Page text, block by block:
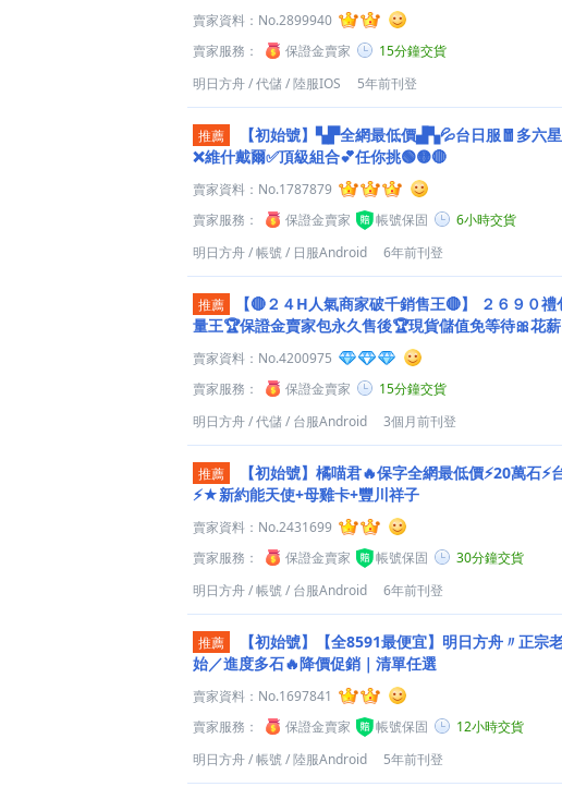
賣家資料： No.2899940
賣家服務：
保證金賣家
15分鐘交貨
明日方舟/代儲/陸服IOS 5年前刊登
推薦
【初始號】▚▛全網最低價▟▚💦台日服🧧多六
❌維什戴爾✅頂級組合💕任你挑🟢🟡🔴
賣家資料： No.1787879
賣家服務：
保證金賣家 帳號保固
6小時交貨
明日方舟/帳號/ 日服Android 6年前刊登
推薦 【🔴２４H人氣商家破千銷售王🔴】
２６９０
量王🏆保證金賣家包永久售後🏆現貨儲值免等待🎀花
賣家資料： No.4200975
賣家服務：
保證金賣家
15分鐘交貨
明日方舟/代儲/ 台服Android 3個月前刊登
推薦
【初始號】橘喵君🔥保字全網最低價⚡20萬石⚡
⚡★新約能天使+母雞卡+豐川祥子
賣家資料： No.2431699
賣家服務：
保證金賣家 帳號保固
30分鐘交貨
明日方舟/帳號/ 台服Android 6年前刊登
推薦
【初始號】【全8591最便宜】明日方舟〃正宗
始／進度多石🔥降價促銷｜清單任選
賣家資料： No.1697841
賣家服務：
保證金賣家 帳號保固
12小時交貨
明日方舟/帳號/陸服Android 5年前刊登